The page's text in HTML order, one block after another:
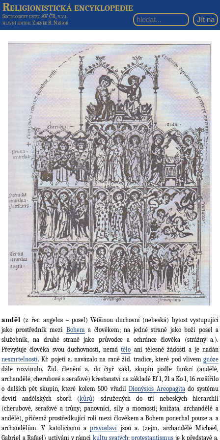
Religionistická encyklopedie
Sociologický ústav AV ČR, v.v.i.
hlavní editor: Zdeněk R. Nešpor
anděl (z řec. angelos – posel) Většinou duchovní (nebeská) bytost vystupující
jako prostředník mezi Bohem a člověkem; na jedné straně jako boží posel a
služebník, na druhé straně jako průvodce a ochránce člověka (strážný a.).
Převyšuje člověka svou duchovností, nemátělo ani tělesné žádosti a je nadán
nesmrtelností. Kř. pojetí a. navázalo na raně žid. tradice, které pod vlivem gnóze
dále rozvinulo. Žid. členění a. do čtyř zákl. skupin podle funkcí (andělé,
archandělé, cherubové a serafové) křesťanství na základě Ef 1, 21 a Ko 1, 16 rozšířilo
o dalších pět skupin, které kolem 500 vřadilDionýsios Areopagita do systému
devíti andělských sborů (kůrů) sdružených do tří nebeských hierarchií
(cherubové, serafové a trůny; panovníci, síly a mocnosti; knížata, archandělé a
andělé), přičemž prostředkující roli mezi člověkem a Bohem ponechal pouze a. a
archandělům. V katolicismu apravoslaví jsou a. (zejm. archandělé Michael,
Gabriel a Rafael) uctíváni v rámci kultu svatých;protestantismus je k představě a.